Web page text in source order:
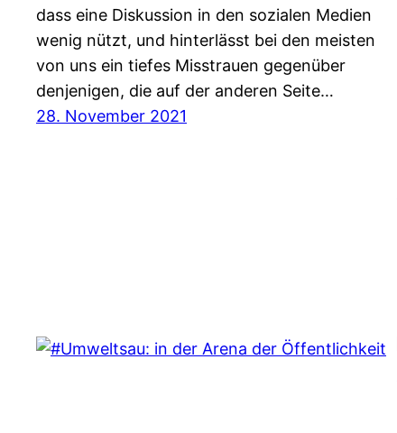
dass eine Diskussion in den sozialen Medien
wenig nützt, und hinterlässt bei den meisten
von uns ein tiefes Misstrauen gegenüber
denjenigen, die auf der anderen Seite…
28. November 2021